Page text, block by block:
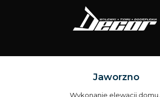
Jaworzno
Wykonanie elewacji domu.